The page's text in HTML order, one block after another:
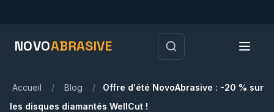
NOVOABRASIVE
Accueil / Blog /
Offre d'été NovoAbrasive : -20 % sur
les disques diamantés WellCut !